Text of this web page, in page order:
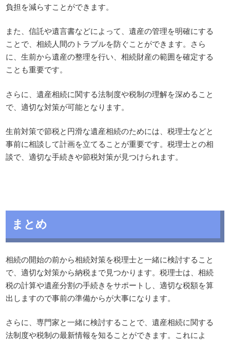
負担を減らすことができます。
また、信託や遺言書などによって、遺産の管理を明確にする
ことで、相続人間のトラブルを防ぐことができます。さら
に、生前から遺産の整理を行い、相続財産の範囲を確定する
ことも重要です。
さらに、遺産相続に関する法制度や税制の理解を深めること
で、適切な対策が可能となります。
生前対策で節税と円滑な遺産相続のためには、税理士などと
事前に相談して計画を立てることが重要です。税理士との相
談で、適切な手続きや節税対策が見つけられます。
まとめ
相続の開始の前から相続対策を税理士と一緒に検討すること
で、適切な対策から納税まで見つかります。税理士は、相続
税の計算や遺産分割の手続きをサポートし、適切な税額を算
出しますので事前の準備からが大事になります。
さらに、専門家と一緒に検討することで、遺産相続に関する
法制度や税制の最新情報を知ることができます。これによ